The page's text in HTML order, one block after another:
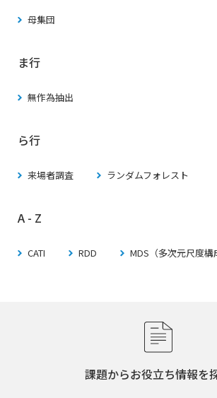
母集団
ま行
無作為抽出
ら行
来場者調査 ランダムフォレスト
A - Z
CATI RDD MDS（多次元尺度構
課題からお役立ち情報を